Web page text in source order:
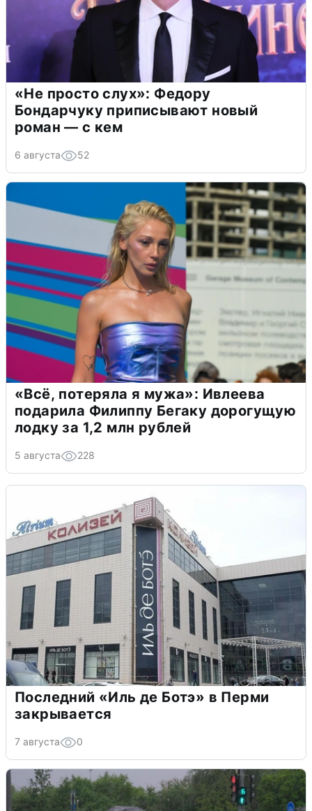
«Не просто слух»: Федору
Бондарчуку приписывают новый
роман — с кем
6 августа 52
«Всё, потеряла я мужа»: Ивлеева
подарила Филиппу Бегаку дорогущую
лодку за 1,2 млн рублей
5 августа 228
Последний «Иль де Ботэ» в Перми
закрывается
7 августа 0